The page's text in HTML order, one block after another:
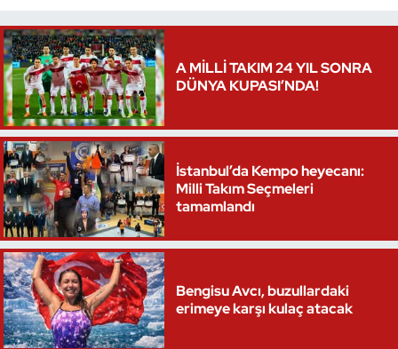
A MİLLİ TAKIM 24 YIL SONRA
DÜNYA KUPASI’NDA!
İstanbul’da Kempo heyecanı:
Milli Takım Seçmeleri
tamamlandı
Bengisu Avcı, buzullardaki
erimeye karşı kulaç atacak